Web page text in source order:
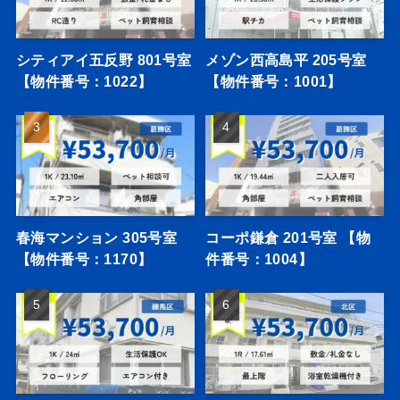
シティアイ五反野 801号室
【物件番号：1022】
メゾン西高島平 205号室
【物件番号：1001】
春海マンション 305号室
【物件番号：1170】
コーポ鎌倉 201号室 【物
件番号：1004】